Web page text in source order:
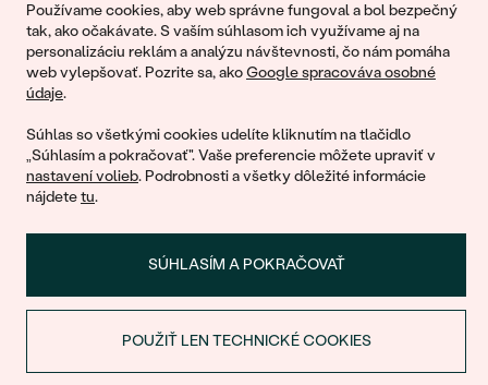
Používame cookies, aby web správne fungoval a bol bezpečný
tak, ako očakávate. S vaším súhlasom ich využívame aj na
personalizáciu reklám a analýzu návštevnosti, čo nám pomáha
web vylepšovať. Pozrite sa, akoGoogle spracováva osobné
údaje.
Súhlas so všetkými cookies udelíte kliknutím na tlačidlo
„Súhlasím a pokračovať". Vaše preferencie môžete upraviť v
nastavení volieb. Podrobnosti a všetky dôležité informácie
nájdetetu.
SÚHLASÍM A POKRAČOVAŤ
POUŽIŤ LEN TECHNICKÉ COOKIES
© 2011 - 2026, Eppi.sk
ZĽAVA NA PRVÝ NÁKUP